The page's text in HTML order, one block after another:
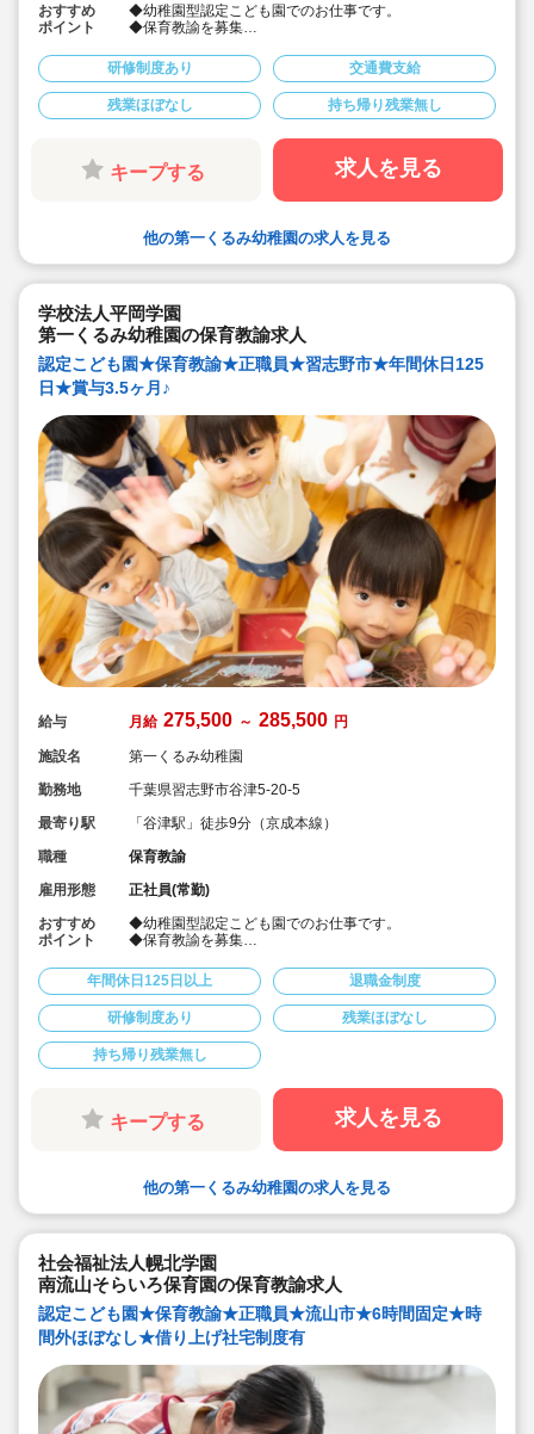
おすすめ
ポイント
◆幼稚園型認定こども園でのお仕事です。
◆保育教諭を募集
◆8時発のバスに添乗できる方を募集
研修制度あり 交通費支給
残業ほぼなし 持ち帰り残業無し
キープする 求人を見る
他の第一くるみ幼稚園の求人を見る
学校法人平岡学園
第一くるみ幼稚園の保育教諭求人
認定こども園★保育教諭★正職員★習志野市★年間休日125
日★賞与3.5ヶ月♪
給与 月給 275,500 ～ 285,500 円
施設名
第一くるみ幼稚園
勤務地
千葉県習志野市谷津5-20-5
最寄り駅
「谷津駅」徒歩9分（京成本線）
職種
保育教諭
雇用形態
正社員(常勤)
おすすめ
ポイント
◆幼稚園型認定こども園でのお仕事です。
◆保育教諭を募集
◆月給：275,500円～285,500円
◆賞与3.5ヶ月♪
◆音楽や英語、芸術など様々な教育活動に積極的に取り
組んでいます。
◆副担任から始めていただき将来的には担任を持っても
らう予定です。
年間休日125日以上 退職金制度
研修制度あり 残業ほぼなし
持ち帰り残業無し
キープする 求人を見る
他の第一くるみ幼稚園の求人を見る
社会福祉法人幌北学園
南流山そらいろ保育園の保育教諭求人
認定こども園★保育教諭★正職員★流山市★6時間固定★時
間外ほぼなし★借り上げ社宅制度有